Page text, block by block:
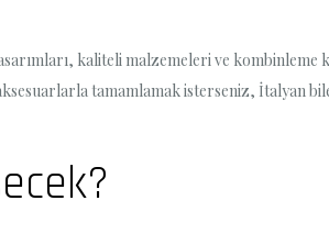
kaliteli malzemeleri ve kombinleme
tamamlamak isterseniz, İtalyan